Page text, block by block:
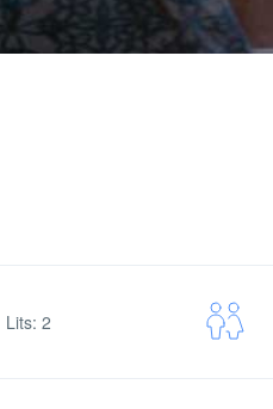
Lits: 2